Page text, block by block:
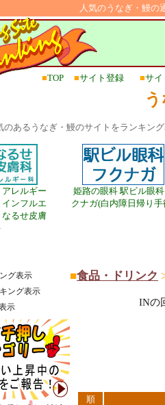
人気のうなぎ・鰻の
■TOP ■サイト登録 ■サイ
のあるうなぎ・鰻のサイトをランキン
レルギー
ンフルエ
るせ皮膚
姫路の眼科 駅ビル眼
クナガ(白内障日帰り手
グ表示
ング表示
示
■食品・ドリンク
INの
順